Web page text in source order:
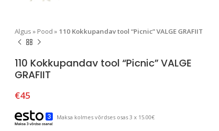
Algus » Pood » 110 Kokkupandav tool “Picnic” VALGE GRAFIIT
110 Kokkupandav tool “Picnic” VALGE
GRAFIIT
€45
Maksa kolmes võrdses osas 3 x 15.00€